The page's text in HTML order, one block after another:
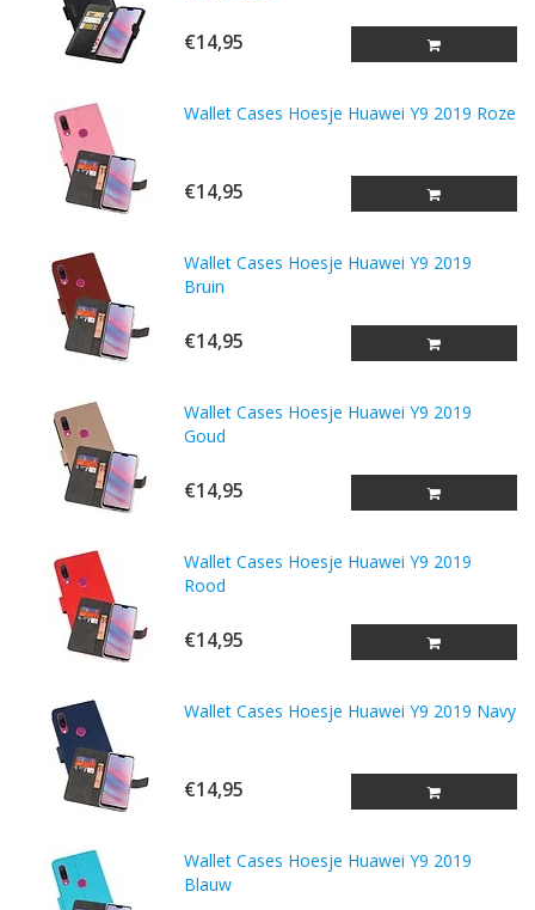
€14,95
Wallet Cases Hoesje Huawei Y9 2019 Roze
€14,95
Wallet Cases Hoesje Huawei Y9 2019
Bruin
€14,95
Wallet Cases Hoesje Huawei Y9 2019
Goud
€14,95
Wallet Cases Hoesje Huawei Y9 2019
Rood
€14,95
Wallet Cases Hoesje Huawei Y9 2019 Navy
€14,95
Wallet Cases Hoesje Huawei Y9 2019
Blauw